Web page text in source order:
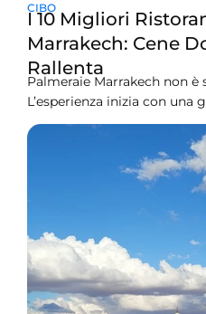
CIBO
I 10 Migliori
Marrakech: Cene
Rallenta
Palmeraie Marrakech non
L’esperienza inizia con
palme. Vedrai strade
sembrano volutamente
città ancora prima di
separazione è ciò che